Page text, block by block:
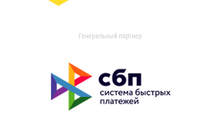
Генеральный партнер